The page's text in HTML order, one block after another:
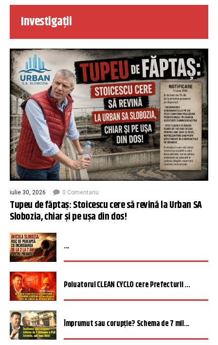
Investigații
iulie 30, 2026 0 Comentariu
Tupeu de făptaș: Stoicescu cere să revină la Urban SA
Slobozia, chiar și pe ușa din dos!
...
Poluatorul CLEAN CYCLO cere Prefecturii ...
Împrumut sau corupție? Schema de 7 mil...